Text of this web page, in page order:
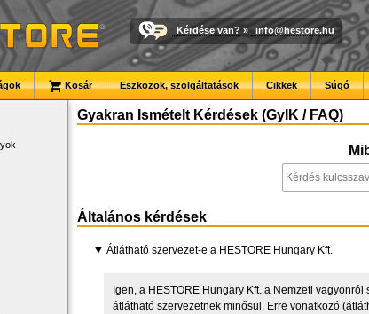
Kérdése van? » info@hestore.hu
Kosár Eszközök, szolgáltatások Cikkek Súgó
Gyakran Ismételt Kérdések (GyIK / FAQ)
Általános kérdések
Átlátható szervezet-e a HESTORE Hungary Kft.
Igen, a HESTORE Hungary Kft. a Nemzeti
átlátható szervezetnek minősül. Erre vonatkozó